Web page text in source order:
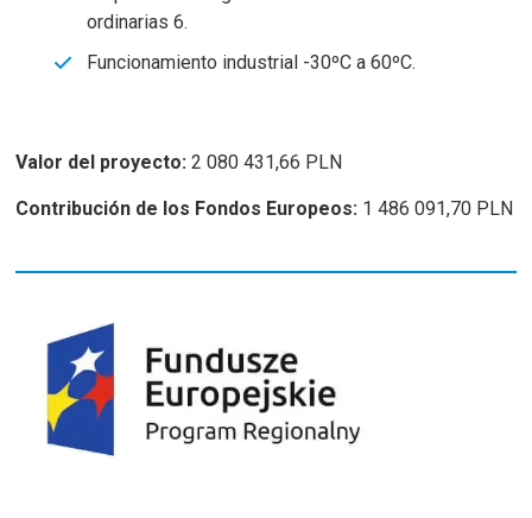
ordinarias 6.
Funcionamiento industrial -30ºC a 60ºC.
Valor del proyecto: 2 080 431,66 PLN
Contribución de los Fondos Europeos: 1 486 091,70 PLN